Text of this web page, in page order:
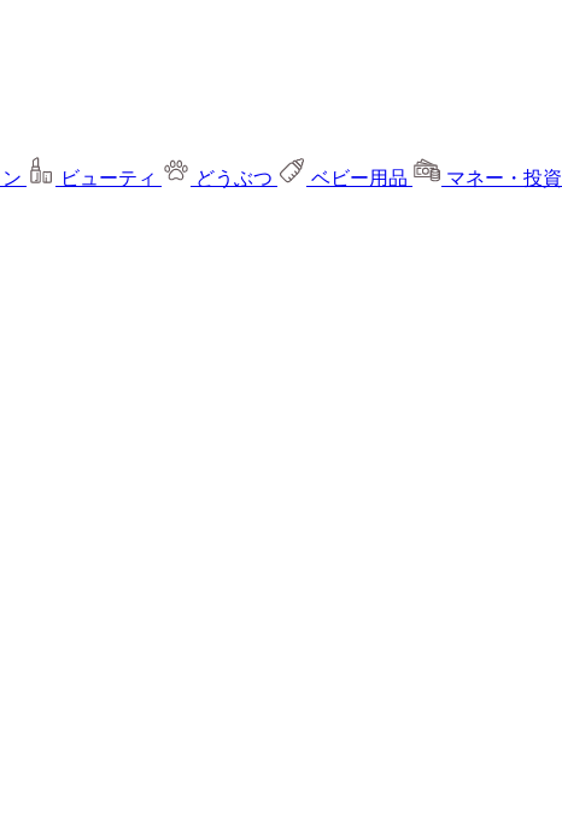
ビューティ どうぶつ ベビー用品 マネー・投資